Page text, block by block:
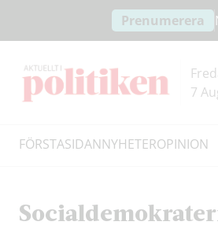
innehållet
headern
Prenumerera
7
FÖRSTASIDANNYHETEROPINION